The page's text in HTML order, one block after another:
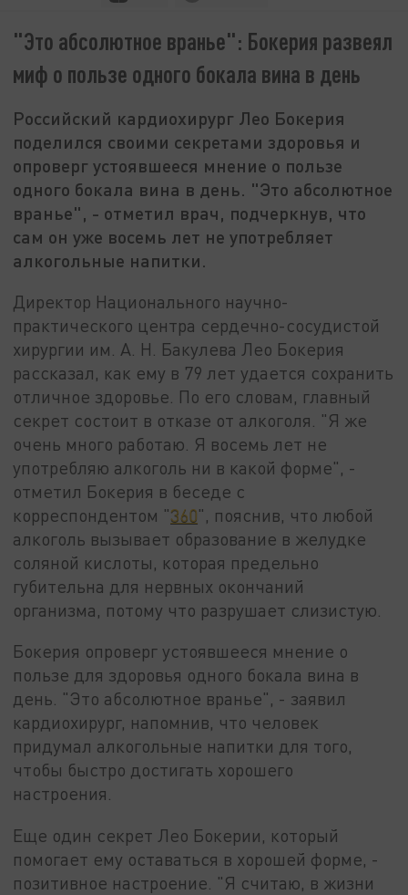
"Это абсолютное вранье": Бокерия развеял
миф о пользе одного бокала вина в день
Российский кардиохирург Лео Бокерия
поделился своими секретами здоровья и
опроверг устоявшееся мнение о пользе
одного бокала вина в день. "Это абсолютное
вранье", - отметил врач, подчеркнув, что
сам он уже восемь лет не употребляет
алкогольные напитки.
Директор Национального научно-
практического центра сердечно-сосудистой
хирургии им. А. Н. Бакулева Лео Бокерия
рассказал, как ему в 79 лет удается сохранить
отличное здоровье. По его словам, главный
секрет состоит в отказе от алкоголя. "Я же
очень много работаю. Я восемь лет не
употребляю алкоголь ни в какой форме", -
отметил Бокерия в беседе с
корреспондентом "360", пояснив, что любой
алкоголь вызывает образование в желудке
соляной кислоты, которая предельно
губительна для нервных окончаний
организма, потому что разрушает слизистую.
Бокерия опроверг устоявшееся мнение о
пользе для здоровья одного бокала вина в
день. "Это абсолютное вранье", - заявил
кардиохирург, напомнив, что человек
придумал алкогольные напитки для того,
чтобы быстро достигать хорошего
настроения.
Еще один секрет Лео Бокерии, который
помогает ему оставаться в хорошей форме, -
позитивное настроение. "Я считаю, в жизни